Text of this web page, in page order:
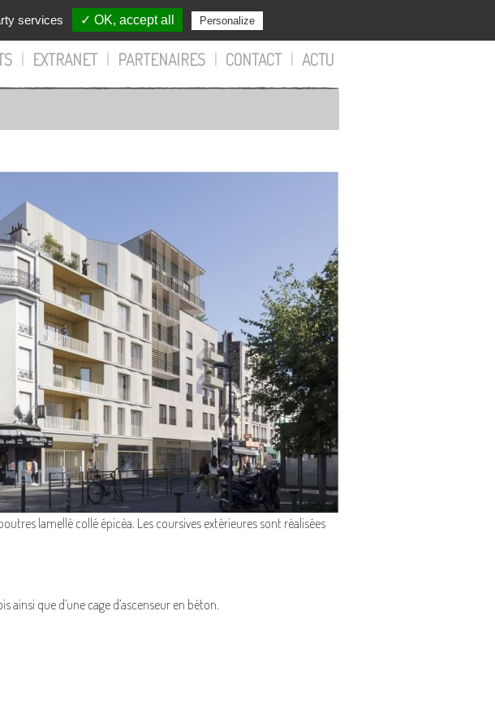
| EXTRANET | PARTENAIRES | CONTACT | ACTU
lamellé collé épicéa. Les coursives extérieures sont réalisées
ainsi que d’une cage d’ascenseur en béton.
services ✓ OK, accept all Personalize